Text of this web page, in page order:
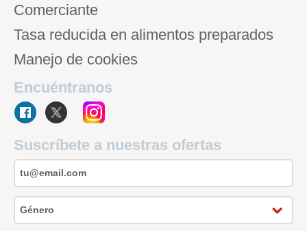
Comerciante
Tasa reducida en alimentos preparados
Manejo de cookies
Encuéntranos
Suscríbete a nuestras ofertas